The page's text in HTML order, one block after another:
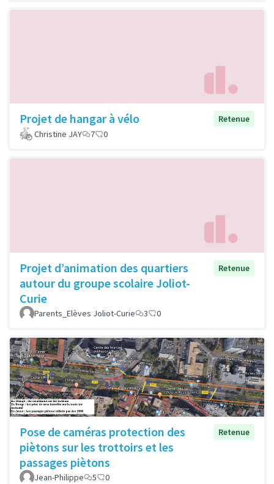
Projet de hangar à vélo
Retenue
Christine JAY
7 0
Projet d’animation des quartiers
autour du groupe scolaire Joliot-
Curie
Retenue
Parents_Elèves Joliot-Curie 3 0
Pose de caméras protection des
piètons sur les trottoirs et les
passages piètons
Retenue
Jean-Philippe 5 0